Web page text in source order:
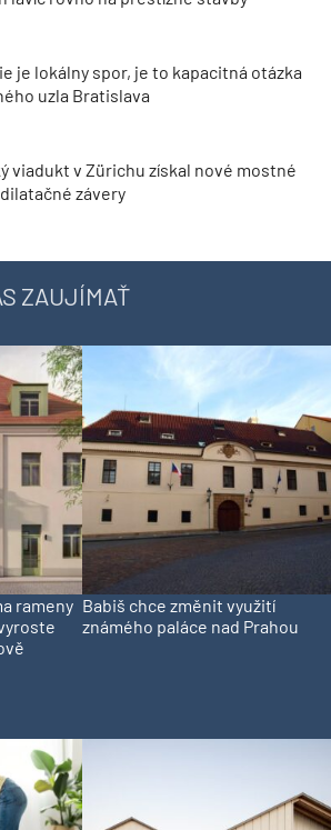
je lokálny spor, je to kapacitná otázka
uzla Bratislava
viadukt v Zürichu získal nové mostné
závery
ZAUJÍMAŤ
rameny Babiš chce změnit využití
známého paláce nad Prahou